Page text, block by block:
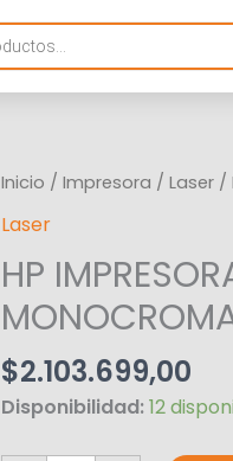
Inicio / Impresora / Laser /
Laser
HP
$2.103.699,00
Disponibilidad:12
HP
IMPRESORA
MONOCROMATICA
M611DN
cantidad